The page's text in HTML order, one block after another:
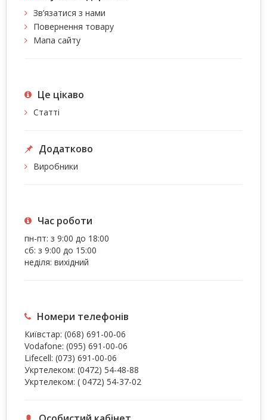
Зв’язатися з нами
Повернення товару
Мапа сайту
Це цiкаво
Статті
Додатково
Виробники
Час роботи
пн-пт: з 9:00 до 18:00
сб: з 9:00 до 15:00
неділя: вихідний
Номери телефонів
Київстар: (068) 691-00-06
Vodafone: (095) 691-00-06
Lifecell: (073) 691-00-06
Укртелеком: (0472) 54-48-88
Укртелеком: ( 0472) 54-37-02